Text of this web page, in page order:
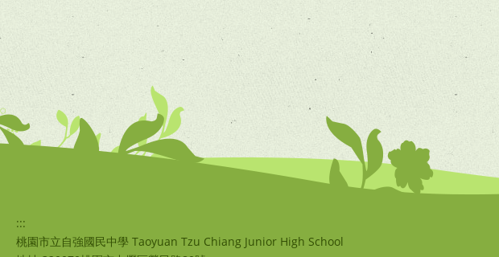
:::
桃園市立自強國民中學 Taoyuan Tzu Chiang Junior High School